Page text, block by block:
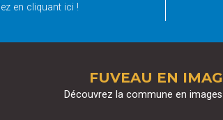
en cliquant ici !
FUVEAU EN
Découvrez la commune en